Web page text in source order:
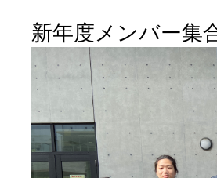
新年度メンバー集